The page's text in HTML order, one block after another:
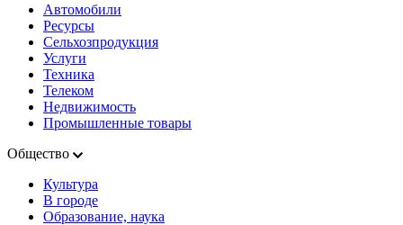
Автомобили
Ресурсы
Сельхозпродукция
Услуги
Техника
Телеком
Недвижимость
Промышленные товары
Общество
Культура
В городе
Образование, наука